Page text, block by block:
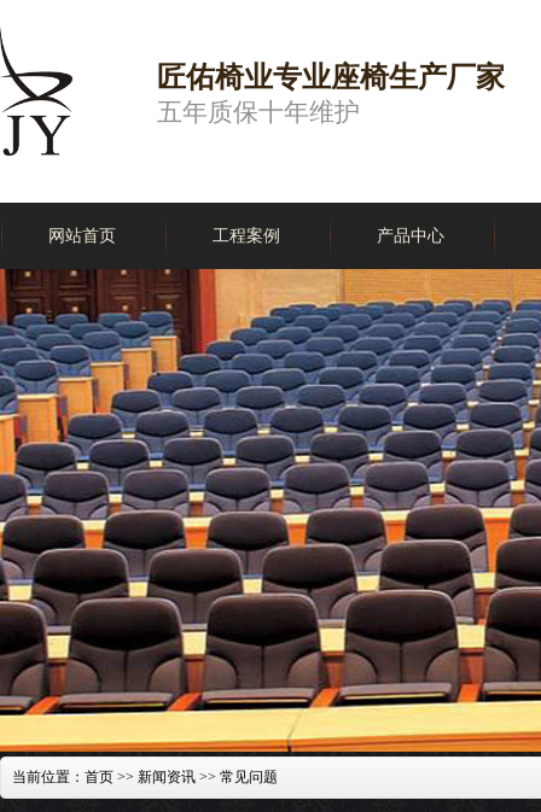
匠佑椅业专业座椅生产厂家
五年质保十年维护
网站首页 工程案例 产品中心
当前位置： 首页 >> 新闻资讯 >> 常见问题